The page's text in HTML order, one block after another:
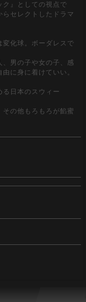
ク』としての視点で
らセレクトしたドラマ
化球。ボーダレスで
男の子や女の子、感
に身に着けていい。
る日本のスウィー
その他もろもろが餡蜜